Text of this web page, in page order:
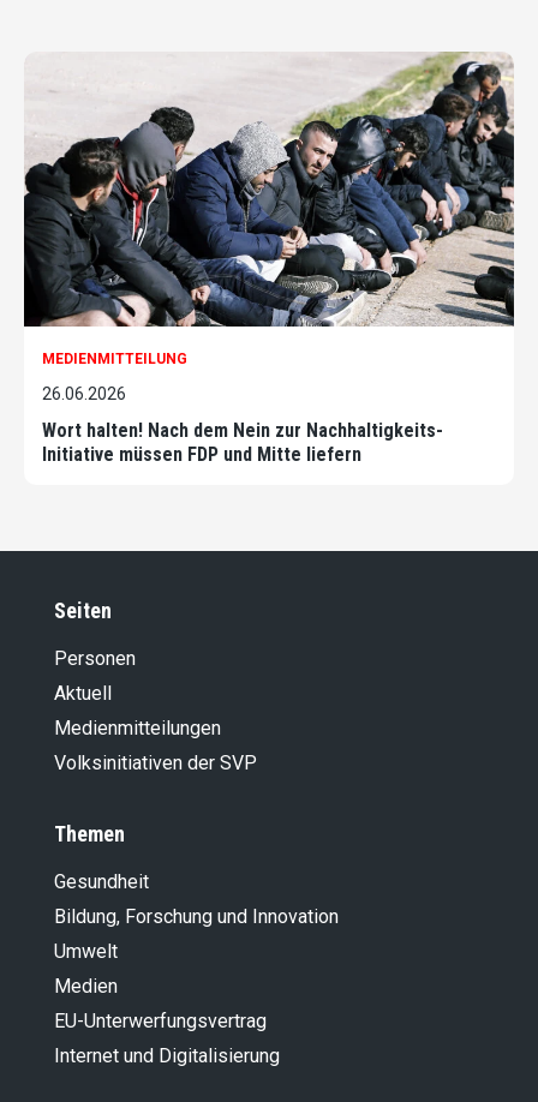
MEDIENMITTEILUNG
26.06.2026
Wort halten! Nach dem Nein zur Nachhaltigkeits-
Initiative müssen FDP und Mitte liefern
Seiten
Personen
Aktuell
Medienmitteilungen
Volksinitiativen der SVP
Themen
Gesundheit
Bildung, Forschung und Innovation
Umwelt
Medien
EU-Unterwerfungsvertrag
Internet und Digitalisierung